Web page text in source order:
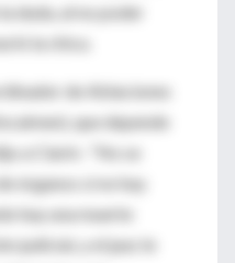
duda, al no poder
la chica.
de Ablaciones
que depende
a Clarín : “No se
órganos si no hay
hay una muerte
judicial, y el juez le